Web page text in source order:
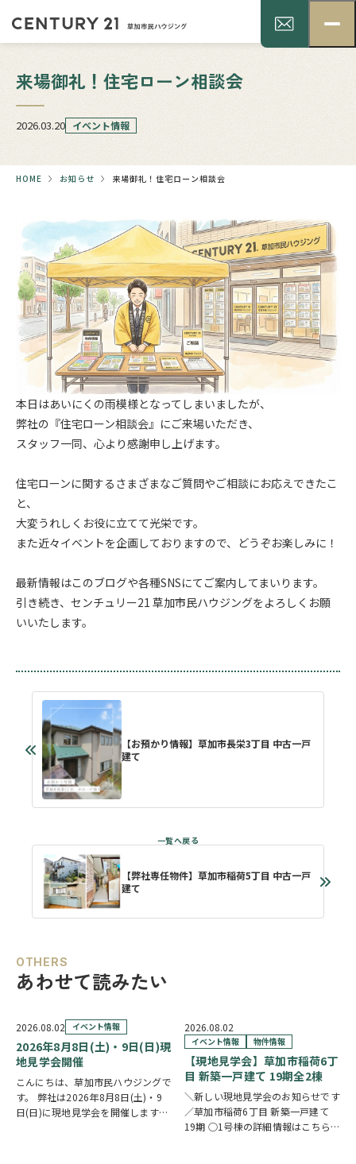
来場御礼！住宅ローン相談会
2026.03.20 イベント情報
HOME お知らせ 来場御礼！住宅ローン相談会
本日はあいにくの雨模様となってしまいましたが、
弊社の『住宅ローン相談会』にご来場いただき、
スタッフ一同、心より感謝申し上げます。
住宅ローンに関するさまざまなご質問やご相談にお応えできたこ
と、
大変うれしくお役に立てて光栄です。
また近々イベントを企画しておりますので、どうぞお楽しみに！
最新情報はこのブログや各種SNSにてご案内してまいります。
引き続き、センチュリー21 草加市民ハウジングをよろしくお願
いいたします。
【お預かり情報】草加市長栄3丁目 中古一戸
建て
【弊社専任物件】草加市稲荷5丁目 中古一戸
建て
OTHERS
あわせて読みたい
2026.08.02 イベント情報
2026年8月8日(土)・9日(日)現
地見学会開催
こんにちは、草加市民ハウジングで
す。 弊社は2026年8月8日(土)・9
日(日)に現地見学会を開催します！
2026.08.02
イベント情報 物件情報
【現地見学会】草加市稲荷6丁
目 新築一戸建て 19期全2棟
＼新しい現地見学会のお知らせです
／草加市稲荷6丁目 新築一戸建て
19期 ○1号棟の詳細情報はこちら